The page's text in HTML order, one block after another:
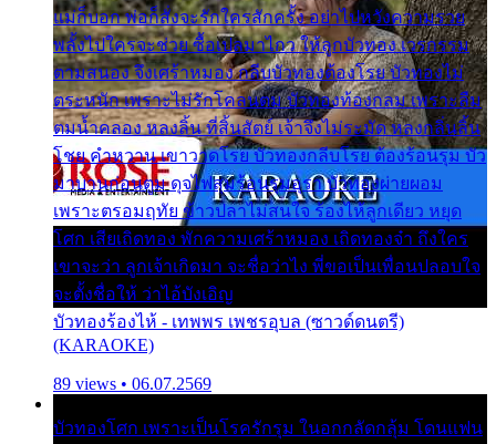
แม่ก็บอก พ่อก็สั่งจะรักใครสักครั้ง อย่าไปหวังความรวย
พลั้งไปใครจะช่วย ซื้อเปลมาไกว ให้ลูกบัวทอง เวรกรรม
ตามสนอง จึงเศร้าหมอง กลีบบัวทองต้องโรย บัวทองไม่
ตระหนัก เพราะไม่รักโคลนตม บัวทองท้องกลม เพราะลืม
ตมน้ำคลอง หลงลิ้น ที่สิ้นสัตย์ เจ้าจึงไม่ระมัด หลงกลิ่นลิ้น
โชย คำหวาน เขาวาดโรย บัวทองกลีบโรย ต้องร้อนรุม บัว
มาบานก่อนตูม ดุจไฟสุมร้อนรุมอุรา บัวทองผ่ายผอม
เพราะตรอมฤทัย ข้าวปลาไม่สนใจ ร้องไห้ลูกเดียว หยุด
โศก เสียเถิดทอง พักความเศร้าหมอง เถิดทองจ๋า ถึงใคร
เขาจะว่า ลูกเจ้าเกิดมา จะชื่อว่าไง พี่ขอเป็นเพื่อนปลอบใจ
จะตั้งชื่อให้ ว่าไอ้บังเอิญ
บัวทองร้องไห้ - เทพพร เพชรอุบล (ซาวด์ดนตรี)
(KARAOKE)
89 views • 06.07.2569
บัวทองโศก เพราะเป็นโรครักรุม ในอกกลัดกลุ้ม โดนแฟน